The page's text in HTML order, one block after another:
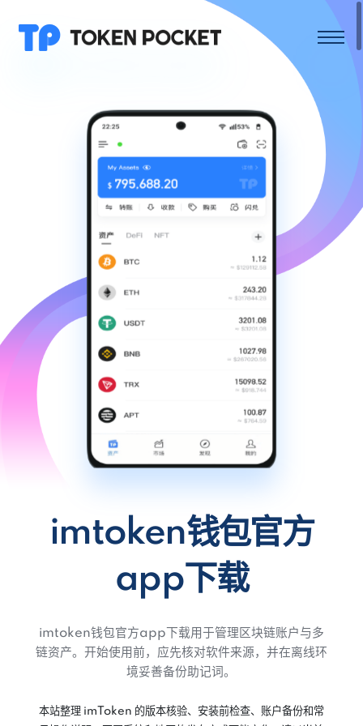
imtoken钱包官方
app下载
imtoken钱包官方app下载用于管理区块链账户与多
链资产。开始使用前，应先核对软件来源，并在离线环
境妥善备份助记词。
本站整理 imToken 的版本核验、安装前检查、账户备份和常